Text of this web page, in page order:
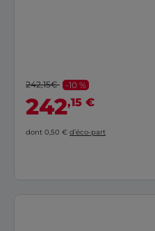
242,15€ -10 %
242,15 €
dont 0,50 € d’éco-part